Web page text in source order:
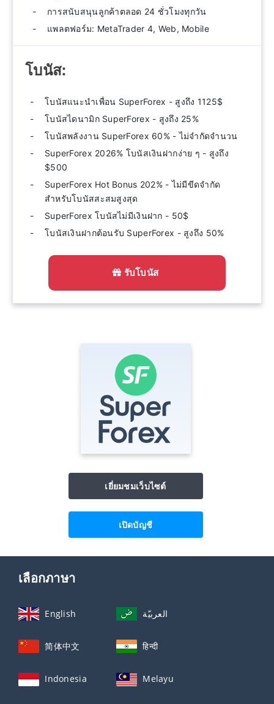
การสนับสนุนลูกค้าตลอด 24 ชั่วโมงทุกวัน
แพลตฟอร์ม: MetaTrader 4, Web, Mobile
โบนัส:
โบนัสแนะนำเพื่อน SuperForex - สูงถึง 1125$
โบนัสไดนามิก SuperForex - สูงถึง 25%
โบนัสพลังงาน SuperForex 60% - ไม่จำกัดจำนวน
SuperForex 2026% โบนัสเงินฝากง่าย ๆ - สูงถึง
$500
SuperForex Hot Bonus 202% - ไม่มีขีดจำกัด
สำหรับโบนัสสะสมสูงสุด
SuperForex โบนัสไม่มีเงินฝาก - 50$
โบนัสเงินฝากต้อนรับ SuperForex - สูงถึง 50%
รับโบนัส
เยี่ยมชมเว็บไซต์
เปิดบัญชี
เลือกภาษา
English العربيّة
简体中文 हिन्दी
Indonesia Melayu